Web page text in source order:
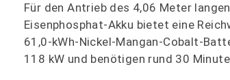
Für den Antrieb des 4,06 Meter
Eisenphosphat-Akku bietet eine
61,0-kWh-Nickel-Mangan-Cobalt-
118 kW und benötigen rund 30